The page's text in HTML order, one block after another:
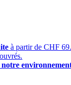
à partir de CHF
notre